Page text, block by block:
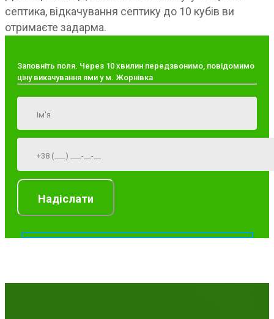
септика, відкачування септику до 10 кубів ви
отримаєте задарма.
Заповніть поля. Через 10 хвилин передзвонимо, повідомимо
ціну викачування ями у м. Жорнівка